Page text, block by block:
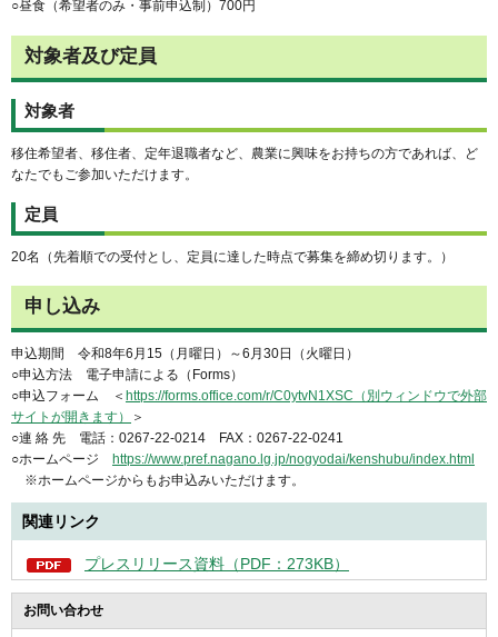
○昼食（希望者のみ・事前申込制）700円
対象者及び定員
対象者
移住希望者、移住者、定年退職者など、農業に興味をお持ちの方であれば、ど
なたでもご参加いただけます。
定員
20名（先着順での受付とし、定員に達した時点で募集を締め切ります。）
申し込み
申込期間 令和8年6月15（月曜日）～6月30日（火曜日）
○申込方法 電子申請による（Forms）
○申込フォーム ＜ https://forms.office.com/r/C0ytvN1XSC（別ウィンドウで外部
サイトが開きます）
＞
○連 絡 先 電話：0267-22-0214 FAX：0267-22-0241
○ホームページ
https://www.pref.nagano.lg.jp/nogyodai/kenshubu/index.html
※ホームページからもお申込みいただけます。
関連リンク
プレスリリース資料（PDF：273KB）
お問い合わせ